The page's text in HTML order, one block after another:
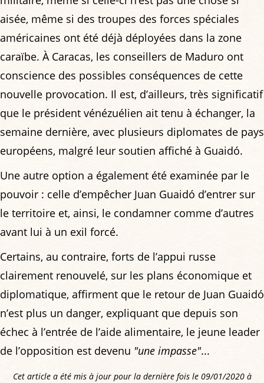
aisée, même si des troupes des forces spéciales
américaines ont été déjà déployées dans la zone
caraïbe. À Caracas, les conseillers de Maduro ont
conscience des possibles conséquences de cette
nouvelle provocation. Il est, d’ailleurs, très significatif
que le président vénézuélien ait tenu à échanger, la
semaine dernière, avec plusieurs diplomates de pays
européens, malgré leur soutien affiché à Guaidó.
Une autre option a également été examinée par le
pouvoir : celle d’empêcher Juan Guaidó d’entrer sur
le territoire et, ainsi, le condamner comme d’autres
avant lui à un exil forcé.
Certains, au contraire, forts de l’appui russe
clairement renouvelé, sur les plans économique et
diplomatique, affirment que le retour de Juan Guaidó
n’est plus un danger, expliquant que depuis son
échec à l’entrée de l’aide alimentaire, le jeune leader
de l’opposition est devenu "une impasse"...
Cet article a été mis à jour pour la dernière fois le 09/01/2020 à